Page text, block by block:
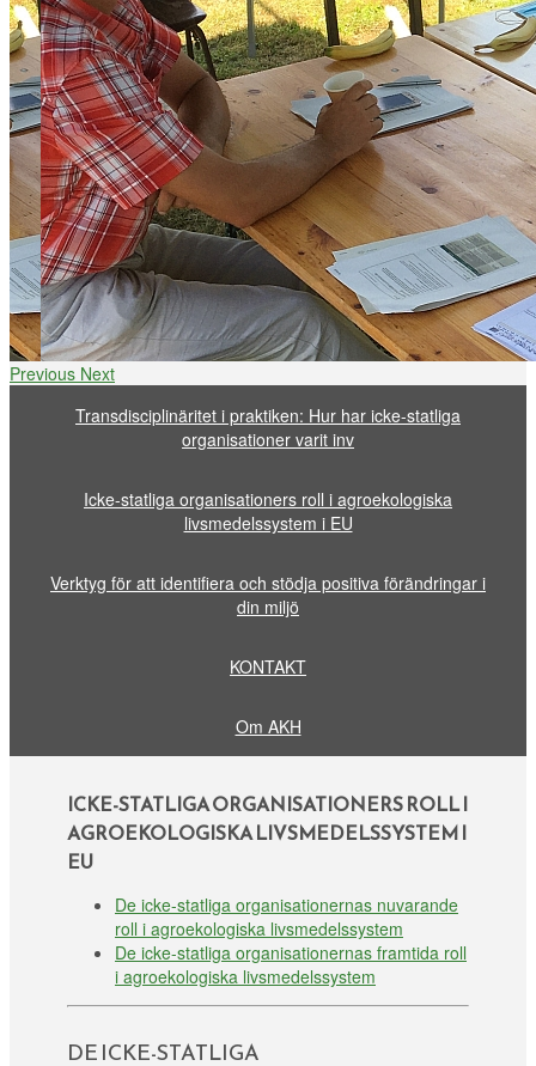
Previous Next
Transdisciplinäritet i praktiken: Hur har icke-statliga
organisationer varit inv
Icke-statliga organisationers roll i agroekologiska
livsmedelssystem i EU
Verktyg för att identifiera och stödja positiva förändringar i
din miljö
KONTAKT
Om AKH
ICKE-STATLIGA ORGANISATIONERS ROLL I
AGROEKOLOGISKA LIVSMEDELSSYSTEM I
EU
De icke-statliga organisationernas nuvarande
roll i agroekologiska livsmedelssystem
De icke-statliga organisationernas framtida roll
i agroekologiska livsmedelssystem
DE ICKE-STATLIGA